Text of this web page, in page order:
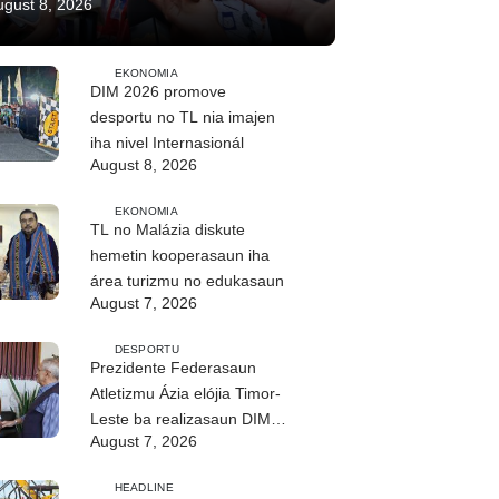
8, 2026
EKONOMIA
DIM 2026 promove
desportu no TL nia imajen
iha nivel Internasionál
August 8, 2026
EKONOMIA
TL no Malázia diskute
hemetin kooperasaun iha
área turizmu no edukasaun
August 7, 2026
DESPORTU
Prezidente Federasaun
Atletizmu Ázia elójia Timor-
Leste ba realizasaun DIM
2026
August 7, 2026
HEADLINE